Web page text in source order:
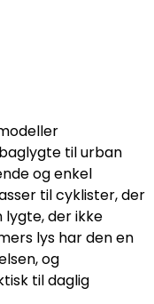
til urban
og enkel
til cyklister, der
lygte, der ikke
lys har den en
og
til daglig